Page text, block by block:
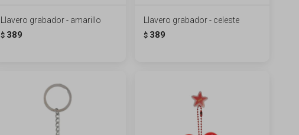
Llavero grabador - amarillo
$ 389
Llavero grabador - celeste
$ 389